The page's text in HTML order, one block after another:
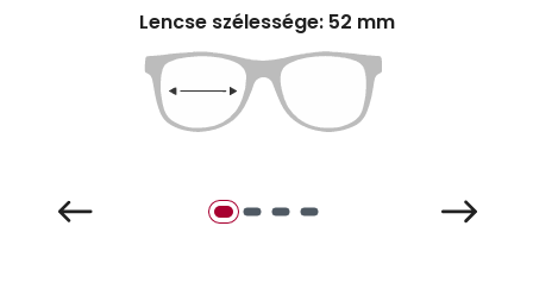
Lencse szélessége: 52 mm